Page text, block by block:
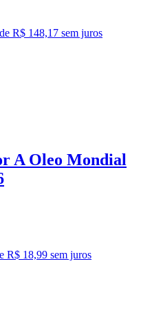
R$ 148,17 sem juros
A Oleo Mondial
R$ 18,99 sem juros